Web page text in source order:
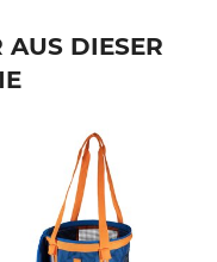
AUS DIESER